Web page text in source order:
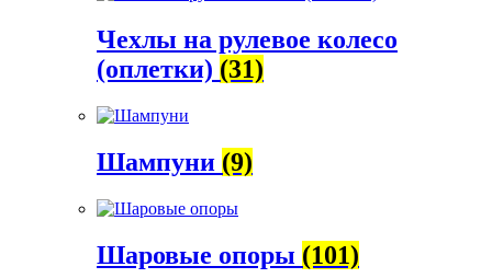
Чехлы на рулевое колесо
(оплетки) (31)
Шампуни (9)
Шаровые опоры (101)